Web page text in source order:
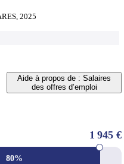
2025
Aide à propos de : Salaires
des offres d’emploi
80%
1 945 €